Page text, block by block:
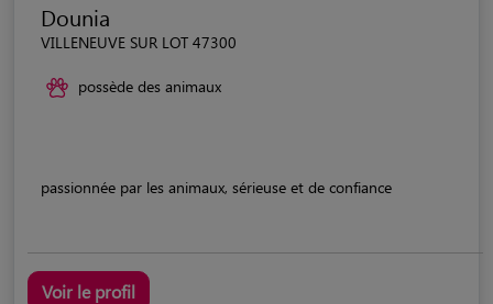
Dounia
VILLENEUVE SUR LOT 47300
possède des animaux
passionnée par les animaux, sérieuse et de confiance
Voir le profil